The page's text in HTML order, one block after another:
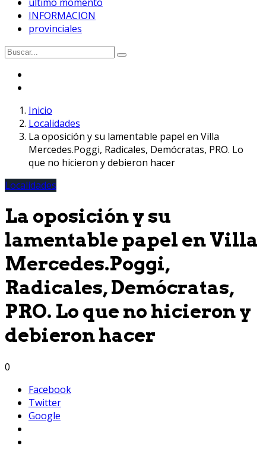
INFORMACION
provinciales
Inicio
Localidades
La oposición y su lamentable papel en Villa
Mercedes.Poggi, Radicales, Demócratas, PRO. Lo
que no hicieron y debieron hacer
Localidades
La oposición y su
lamentable papel en Villa
Mercedes.Poggi,
Radicales, Demócratas,
PRO. Lo que no hicieron y
debieron hacer
0
Facebook
Twitter
Google